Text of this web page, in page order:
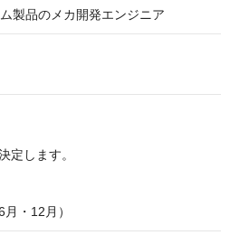
製品のメカ開発エンジニア
定します。
・12月）